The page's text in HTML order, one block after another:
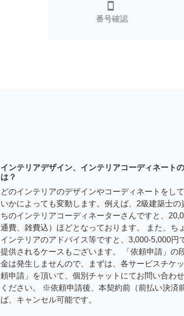
smartphone
番号確認
インテリアデザイン、インテリアコーディネート
は？
どのインテリアのデザインやコーディネートをし
いかによっても変動します。例えば、2級建築士の
ちのインテリアコーディネーターさんですと、
通費、雑費込）ほどとなっております。 また、ち
インテリアのアドバイス等ですと、3,000-5,000円
提供されるケースもございます。 「依頼申請」の
金は発生しませんので、まずは、各サービスチケ
頼申請」を頂いて、個別チャットにてお問い合わ
ください。 ※依頼申請後、本契約前（前払い決済
ば、キャンセル可能です。